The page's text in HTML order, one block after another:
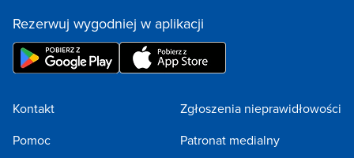
Rezerwuj wygodniej w aplikacji
Kontakt
Pomoc
Zgłoszenia nieprawidłowości
Patronat medialny